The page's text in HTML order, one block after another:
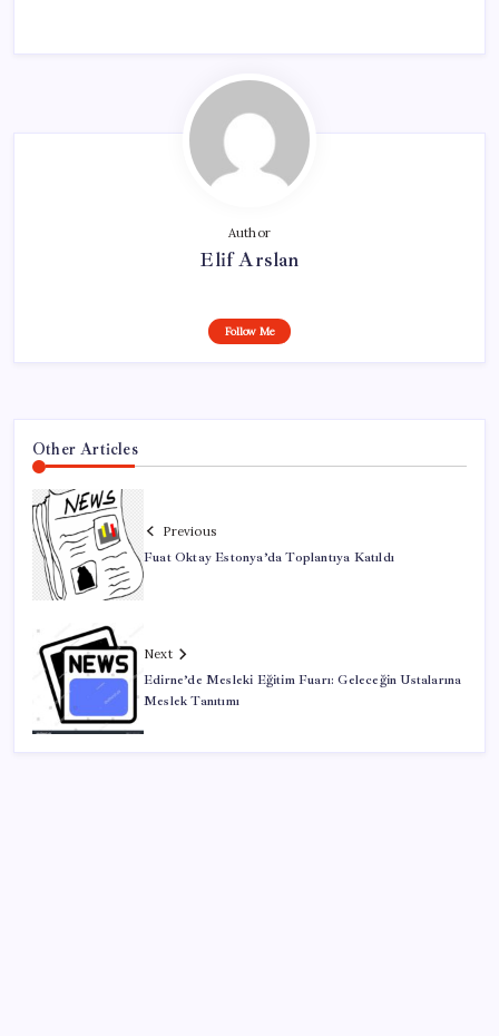
Author
Elif Arslan
Follow Me
Other Articles
Previous
Fuat Oktay Estonya’da Toplantıya Katıldı
Next
Edirne’de Mesleki Eğitim Fuarı: Geleceğin Ustalarına
Meslek Tanıtımı